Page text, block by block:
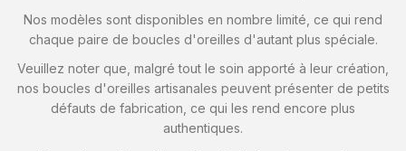
Nos modèles sont disponibles en nombre limité, ce qui rend
chaque paire de boucles d'oreilles d'autant plus spéciale.
Veuillez noter que, malgré tout le soin apporté à leur création,
nos boucles d'oreilles artisanales peuvent présenter de petits
défauts de fabrication, ce qui les rend encore plus
authentiques.